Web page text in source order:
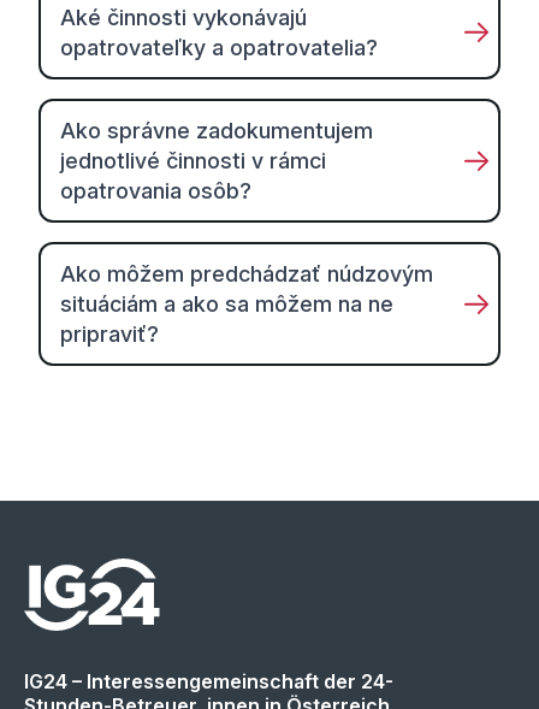
Aké činnosti vykonávajú
opatrovateľky a opatrovatelia?
Ako správne zadokumentujem
jednotlivé činnosti v rámci
opatrovania osôb?
Ako môžem predchádzať núdzovým
situáciám a ako sa môžem na ne
pripraviť?
IG24 – Interessengemeinschaft der 24-